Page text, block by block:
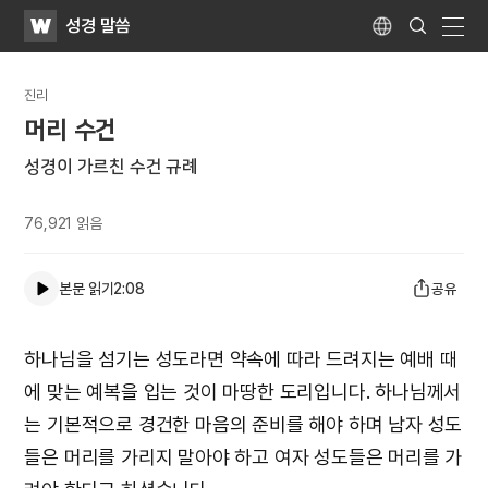
WATV성경 말씀 Language
Search
Submit
진리
머리 수건
성경이 가르친 수건 규례
76,921 읽음
본문 읽기2:08 공유
하나님을 섬기는 성도라면 약속에 따라 드려지는 예배 때
에 맞는 예복을 입는 것이 마땅한 도리입니다. 하나님께서
는 기본적으로 경건한 마음의 준비를 해야 하며 남자 성도
들은 머리를 가리지 말아야 하고 여자 성도들은 머리를 가